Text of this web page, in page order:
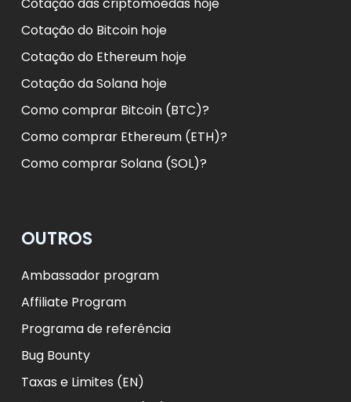
Cotação do Bitcoin hoje
Cotação do Ethereum hoje
Cotação da Solana hoje
Como comprar Bitcoin (BTC)?
Como comprar Ethereum (ETH)?
Como comprar Solana (SOL)?
OUTROS
Ambassador program
Affiliate Program
Programa de referência
Bug Bounty
Taxas e Limites (EN)